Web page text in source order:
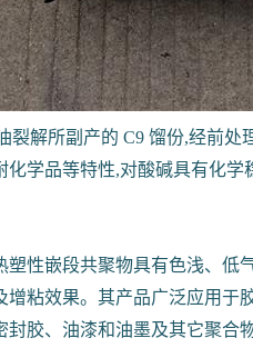
裂解所副产的 C9 馏份,经前
化学品等特性,对酸碱具有化
塑性嵌段共聚物具有色浅、低
增粘效果。其产品广泛应用于
封胶、油漆和油墨及其它聚合